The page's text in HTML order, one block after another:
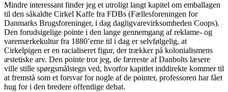
Mindre interessant finder jeg et utroligt langt kapitel om emballagen
til den såkaldte Cirkel Kaffe fra FDBs (Fællesforeningen for
Danmarks Brugsforeninger, i dag dagligvarevirksomheden Coops).
Den forudsigelige pointe i den lange gennemgang af reklame- og
varemærkekultur fra 1880’erne til i dag er selvfølgelig, at
Cirkelpigen er en racialiseret figur, der trækker på kolonialismens
æstetiske arv. Den pointe tror jeg, de færreste af Danbolts læsere
ville stille spørgsmålstegn ved, hvorfor kapitlet inddirekte kommer til
at fremstå som et forsvar for nogle af de pointer, professoren har fået
hug for i den bredere offentlige debat.